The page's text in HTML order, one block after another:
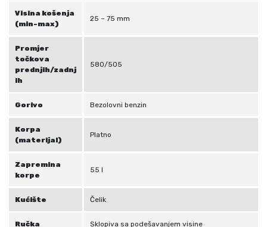
Visina košenja
(min-max)
25 – 75 mm
Promjer
točkova
prednjih/zadnj
ih
580/505
Gorivo Bezolovni benzin
Korpa
(materijal)
Platno
Zapremina
korpe
55 l
Kućište Čelik
Ručka Sklopiva sa podešavanjem visine